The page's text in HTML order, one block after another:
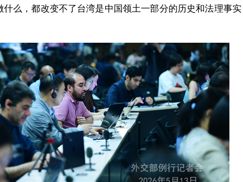
么，都改变不了台湾是中国领土一部分的历史和法理事